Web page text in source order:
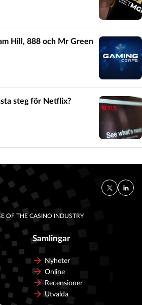
Hill, 888 och Mr Green
steg för Netflix?
OF THE CASINO INDUSTRY
Samlingar
Nyheter
Online
Recensioner
Utvalda